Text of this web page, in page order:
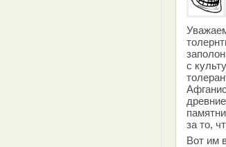
с
за то,
Вот им